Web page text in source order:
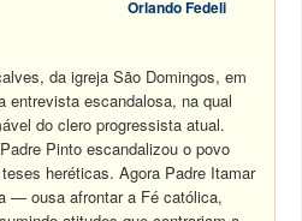
Orlando Fedeli
da igreja São Domingos, em
entrevista escandalosa, na qual
do clero progressista atual.
Pinto escandalizou o povo
heréticas. Agora Padre Itamar
— ousa afrontar a Fé católica,